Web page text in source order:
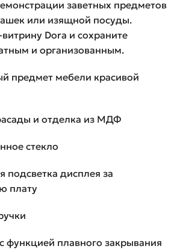
заветных предметов
или изящной посуды.
Dora и сохраните
и организованным.
предмет мебели красивой
и отделка из МДФ
стекло
подсветка дисплея за
плату
функцией плавного закрывания